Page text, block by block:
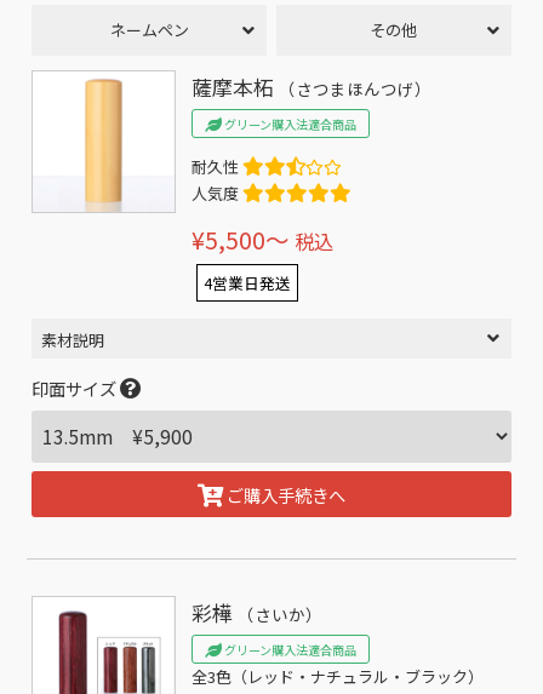
ネームペン その他
薩摩本柘 （さつまほんつげ）
グリーン購入法適合商品
耐久性
人気度
¥5,500〜 税込
4営業日発送
素材説明
印面サイズ
ご購入手続きへ
彩樺 （さいか）
グリーン購入法適合商品
全3色（レッド・ナチュラル・ブラック）